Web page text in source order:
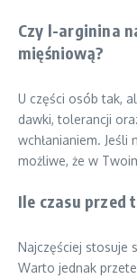
Czy l-arginina
mięśniową?
U części osób tak,
dawki, tolerancji
wchłanianiem. Jeśli
możliwe, że w
Ile czasu przed
Najczęściej stosuje
Warto jednak